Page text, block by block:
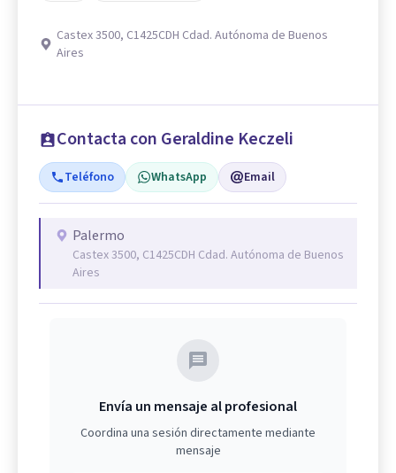
Castex 3500, C1425CDH Cdad. Autónoma de Buenos
Aires
Contacta con Geraldine Keczeli
Teléfono WhatsApp Email
Palermo
Castex 3500, C1425CDH Cdad. Autónoma de Buenos
Aires
Envía un mensaje al profesional
Coordina una sesión directamente mediante
mensaje